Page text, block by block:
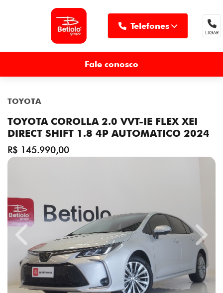
Telefones
LIGAR
Fale conosco
TOYOTA
TOYOTA COROLLA 2.0 VVT-IE FLEX XEI
DIRECT SHIFT 1.8 4P AUTOMATICO 2024
R$ 145.990,00
Previous Next